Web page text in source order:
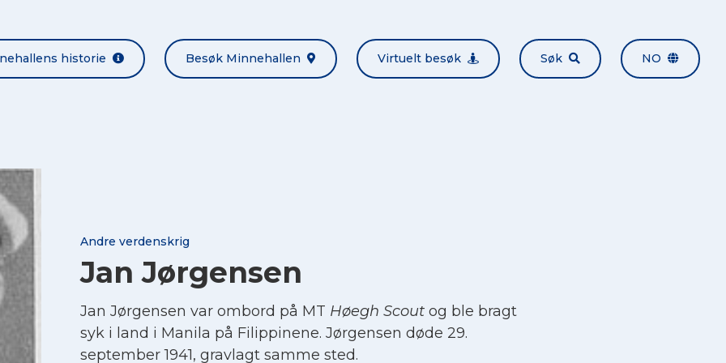
historie Besøk Minnehallen Virtuelt besøk Søk NO
Andre verdenskrig
Jan Jørgensen
Jan Jørgensen var ombord på MT Høegh Scoutog ble bragt
syk i land i Manila på Filippinene. Jørgensen døde 29.
september 1941, gravlagt samme sted.